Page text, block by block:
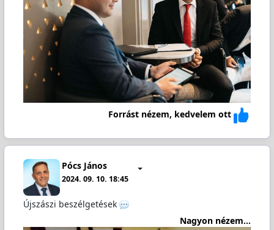
Forrást nézem, kedvelem ott
Pócs János
2024. 09. 10. 18:45
Újszászi beszélgetések
Nagyon nézem...